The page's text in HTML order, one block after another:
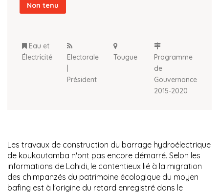
Non tenu
Eau et
Électricité
Electorale
Président
Tougue
Programme
de
Gouvernance
2015-2020
Les travaux de construction du barrage hydroélectrique
de koukoutamba n'ont pas encore démarré. Selon les
informations de Lahidi, le contentieux lié à la migration
des chimpanzés du patrimoine écologique du moyen
bafing est à l'origine du retard enregistré dans le